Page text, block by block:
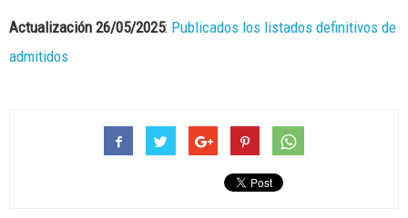
Actualización 26/05/2025: Publicados los listados definitivos de
admitidos